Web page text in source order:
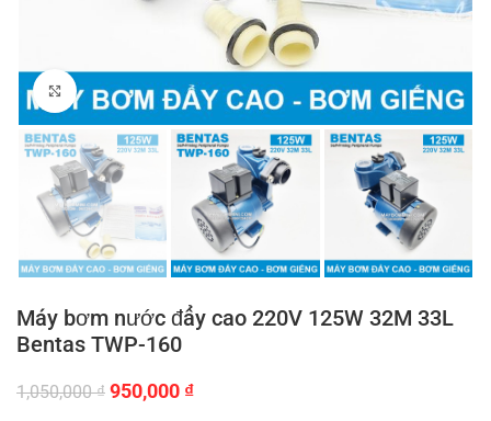
Click to enlarge
Máy bơm nước đẩy cao 220V 125W 32M 33L
Bentas TWP-160
1,050,000₫ Giá
950,000 ₫Giá